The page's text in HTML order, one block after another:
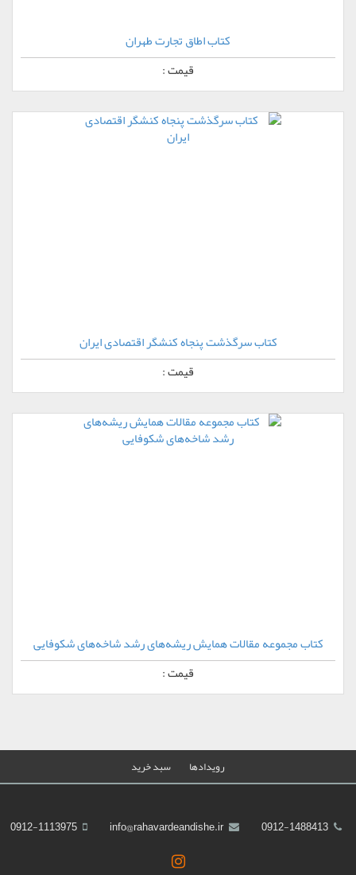
کتاب اطاق تجارت طهران
قیمت :
کتاب سرگذشت پنجاه کنشگر اقتصادی ایران
قیمت :
کتاب مجموعه مقالات همایش ریشه‌های رشد شاخه‌های شکوفایی
قیمت :
رویدادها سبد خرید